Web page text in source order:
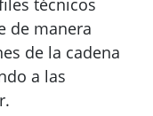
técnicos
de manera
de la cadena
a las